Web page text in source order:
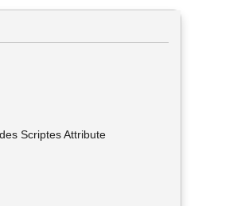
Scriptes Attribute